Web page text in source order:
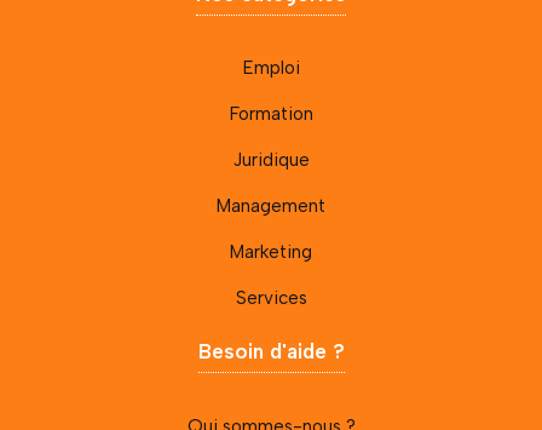
Emploi
Formation
Juridique
Management
Marketing
Services
Besoin d'aide ?